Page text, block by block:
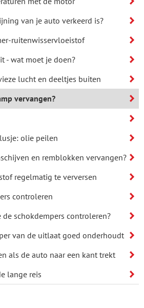
van je auto verkeerd is?
ruitenwisservloeistof
- wat moet je doen?
lucht en deeltjes buiten
vervangen?
olie peilen
en remblokken vervangen?
regelmatig te verversen
controleren
schokdempers controleren?
van de uitlaat goed onderhoudt
als de auto naar een kant trekt
lange reis